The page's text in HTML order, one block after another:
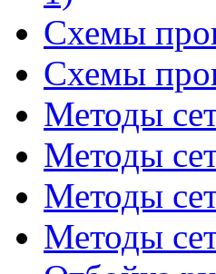
Схемы
Схемы
Методы
Методы
Методы
Методы